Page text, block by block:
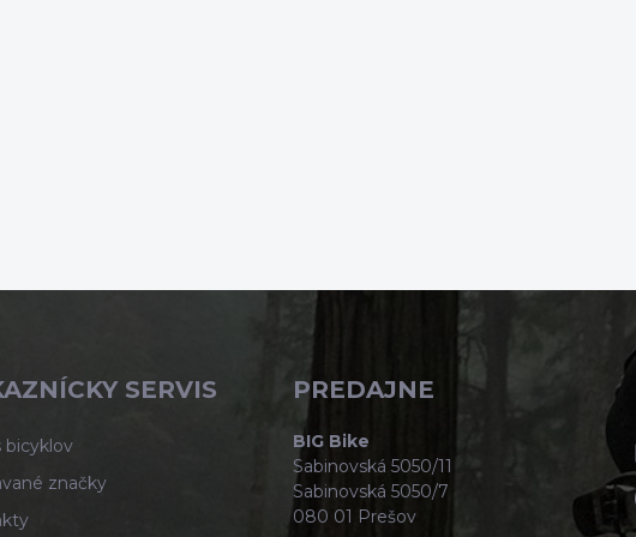
SERVIS
bicyklov
značky
PREDAJNE
BIG Bike
Sabinovská 5050/11
Sabinovská 5050/7
080 01 Prešov